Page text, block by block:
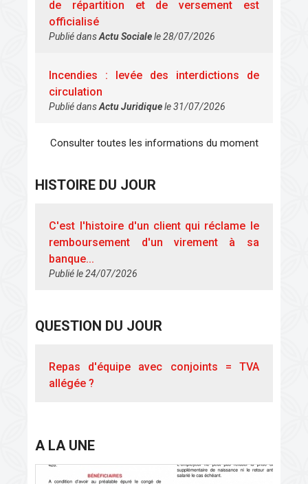
de répartition et de versement est
officialisé
Publié dansActu Socialele 28/07/2026
Incendies : levée des interdictions de
circulation
Publié dansActu Juridiquele 31/07/2026
Consulter toutes les informations du moment
HISTOIRE DU JOUR
C'est l'histoire d'un client qui réclame le
remboursement d'un virement à sa
banque...
Publié le 24/07/2026
QUESTION DU JOUR
Repas d'équipe avec conjoints = TVA
allégée ?
A LA UNE